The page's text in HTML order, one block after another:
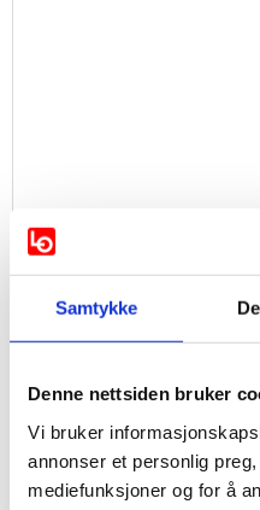
Samtykke
Denne nettsiden bruker
Vi bruker
annonser et personlig
mediefunksjoner og for å